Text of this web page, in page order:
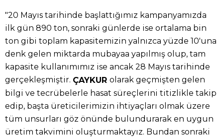
"20 Mayıs tarihinde başlattığımız kampanyamızda
ilk gün 890 ton, sonraki günlerde ise ortalama bin
ton gibi toplam kapasitemizin yalnızca yüzde 10'una
denk gelen miktarda mubayaa yapılmış olup, tam
kapasite kullanımımız ise ancak 28 Mayıs tarihinde
gerçekleşmiştir. ÇAYKUR olarak geçmişten gelen
bilgi ve tecrübelerle hasat süreçlerini titizlikle takip
edip, başta üreticilerimizin ihtiyaçları olmak üzere
tüm unsurları göz önünde bulundurarak en uygun
üretim takvimini oluşturmaktayız. Bundan sonraki